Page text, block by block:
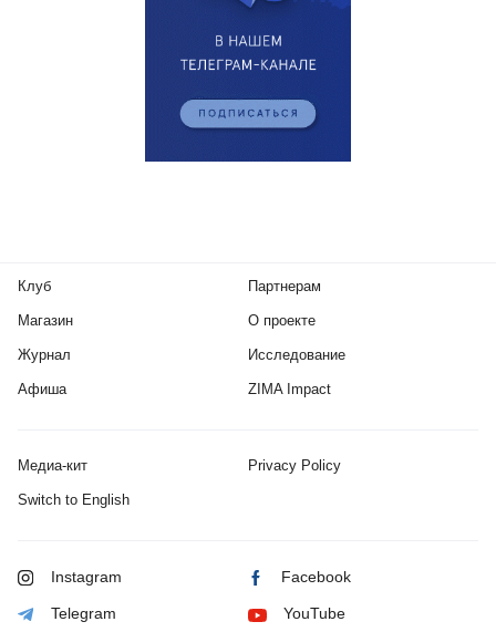
Клуб
Магазин
Журнал
Афиша
Партнерам
О проекте
Исследование
ZIMA Impact
Медиа-кит Privacy Policy
Switch to English
Instagram Facebook
Telegram YouTube